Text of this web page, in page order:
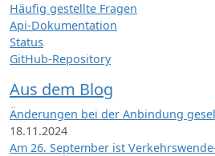
Häufig gestellte Fragen
Api-Dokumentation
Status
GitHub-Repository
Aus dem Blog
Änderungen bei der Anbindung
18.11.2024
Am 26. September ist